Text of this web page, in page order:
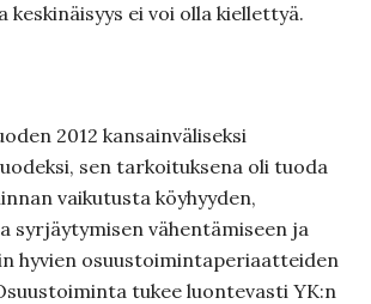
keskinäisyys ei voi olla kiellettyä.
2012 kansainväliseksi
sen tarkoituksena oli tuoda
vaikutusta köyhyyden,
syrjäytymisen vähentämiseen ja
hyvien osuustoimintaperiaatteiden
tukee luontevasti YK:n